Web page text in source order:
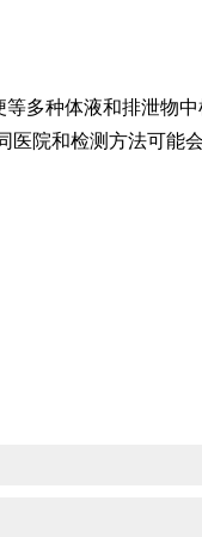
多种体液和排泄物中
院和检测方法可能会